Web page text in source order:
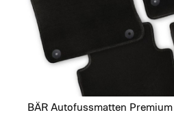
BÄR Autofussmatten